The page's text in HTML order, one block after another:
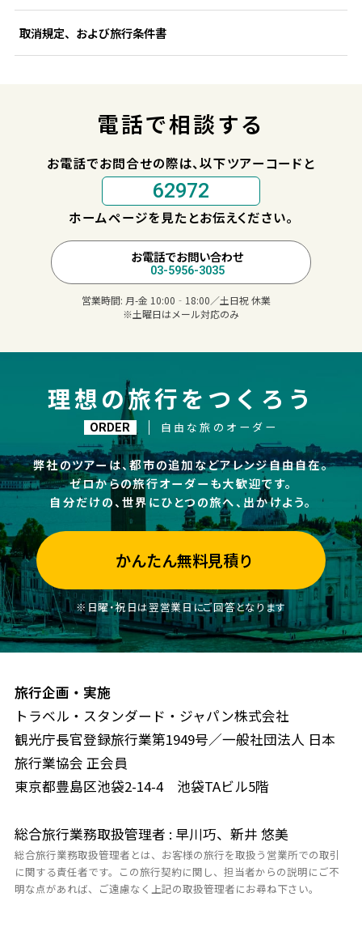
取消規定、および旅行条件書
電話で相談する
お電話でお問合せの際は、以下ツアーコードと
62972
ホームページを見たとお伝えください。
お電話でお問い合わせ
03-5956-3035
営業時間: 月-金 10:00‐18:00／土日祝 休業
※土曜日はメール対応のみ
理想の旅行をつくろう
ORDER 自由な旅のオーダー
弊社のツアーは、都市の追加などアレンジ自由自在。
ゼロからの旅行オーダーも大歓迎です。
自分だけの、世界にひとつの旅へ、出かけよう。
かんたん無料見積り
※日曜・祝日は翌営業日にご回答となります
旅行企画・実施
トラベル・スタンダード・ジャパン株式会社
観光庁長官登録旅行業第1949号／一般社団法人 日本
旅行業協会 正会員
東京都豊島区池袋2-14-4 池袋TAビル5階
総合旅行業務取扱管理者 : 早川巧、新井 悠美
総合旅行業務取扱管理者とは、お客様の旅行を取扱う営業所での取引
に関する責任者です。この旅行契約に関し、担当者からの説明にご不
明な点があれば、ご遠慮なく上記の取扱管理者にお尋ね下さい。